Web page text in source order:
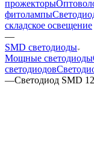
прожекторы
фитолампы
складское освещение
—
SMD светодиоды
Мощные светодиоды
светодиодов
—Светодиод SMD